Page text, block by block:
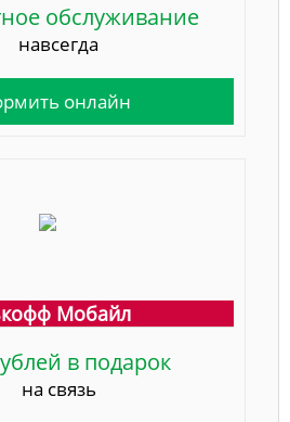
обслуживание
навсегда
онлайн
Мобайл
в подарок
на связь